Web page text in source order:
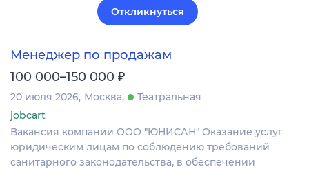
Откликнуться
Менеджер по продажам
100 000–150 000 ₽
20 июля 2026 Москва
Театральная
jobcart
Вакансия компании ООО "ЮНИСАН" Оказание услуг
юридическим лицам по соблюдению требований
санитарного законодательства, в обеспечении